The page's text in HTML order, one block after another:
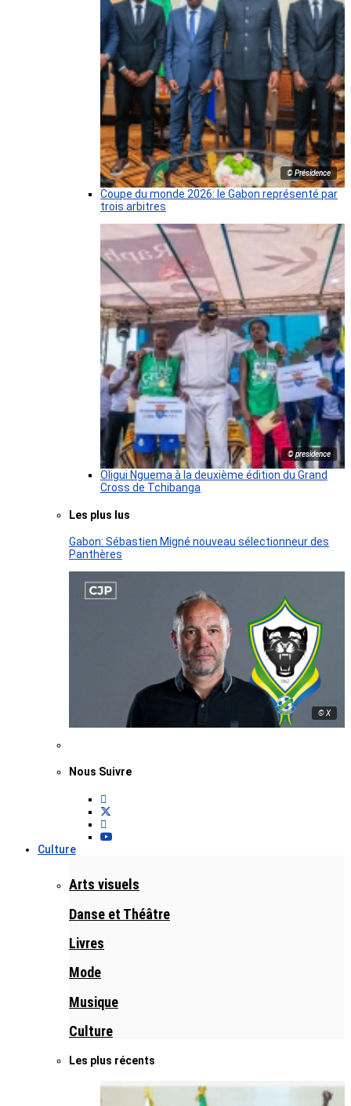
© Présidence
Coupe du monde 2026: le Gabon représenté par
trois arbitres
© presidence
Oligui Nguema à la deuxième édition du Grand
Cross de Tchibanga
Les plus lus
Gabon: Sébastien Migné nouveau sélectionneur des
Panthères
© X
Nous Suivre
Culture
Arts visuels
Danse et Théâtre
Livres
Mode
Musique
Culture
Les plus récents